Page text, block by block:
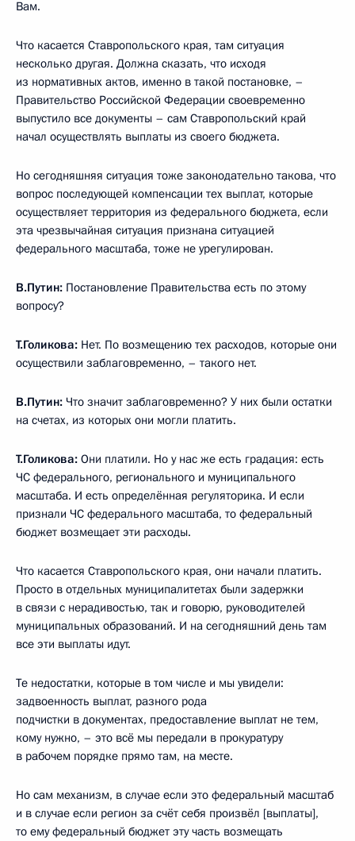
Вам.
Что касается Ставропольского края, там ситуация
несколько другая. Должна сказать, что исходя
из нормативных актов, именно в такой постановке, –
Правительство Российской Федерации своевременно
выпустило все документы – сам Ставропольский край
начал осуществлять выплаты из своего бюджета.
Но сегодняшняя ситуация тоже законодательно такова, что
вопрос последующей компенсации тех выплат, которые
осуществляет территория из федерального бюджета, если
эта чрезвычайная ситуация признана ситуацией
федерального масштаба, тоже не урегулирован.
В.Путин: Постановление Правительства есть по этому
вопросу?
Т.Голикова: Нет. По возмещению тех расходов, которые они
осуществили заблаговременно, – такого нет.
В.Путин: Что значит заблаговременно? У них были остатки
на счетах, из которых они могли платить.
Т.Голикова: Они платили. Но у нас же есть градация: есть
ЧС федерального, регионального и муниципального
масштаба. И есть определённая регуляторика. И если
признали ЧС федерального масштаба, то федеральный
бюджет возмещает эти расходы.
Что касается Ставропольского края, они начали платить.
Просто в отдельных муниципалитетах были задержки
в связи с нерадивостью, так и говорю, руководителей
муниципальных образований. И на сегодняшний день там
все эти выплаты идут.
Те недостатки, которые в том числе и мы увидели:
задвоенность выплат, разного рода
подчистки в документах, предоставление выплат не тем,
кому нужно, – это всё мы передали в прокуратуру
в рабочем порядке прямо там, на месте.
Но сам механизм, в случае если это федеральный масштаб
и в случае если регион за счёт себя произвёл [выплаты],
то ему федеральный бюджет эту часть возмещать